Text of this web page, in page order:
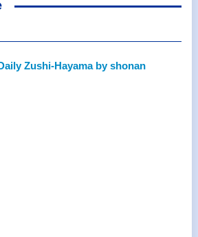
Zushi-Hayama by shonan